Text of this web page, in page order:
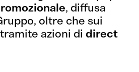
, diffusa
oltre che sui
azioni didirect